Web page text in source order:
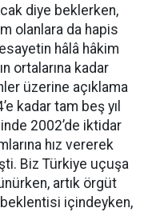
diye beklerken,
olanlara da hapis
hâlâ hâkim
ortalarına kadar
üzerine açıklama
kadar tam beş yıl
2002’de iktidar
hız vererek
Biz Türkiye uçuşa
artık örgüt
içindeyken,